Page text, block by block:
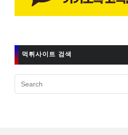
먹튀사이트 검색